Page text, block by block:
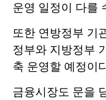
운영 일정이 다를
또한 연방정부 기
정부와 지방정부
축 운영할 예정이
금융시장도 문을